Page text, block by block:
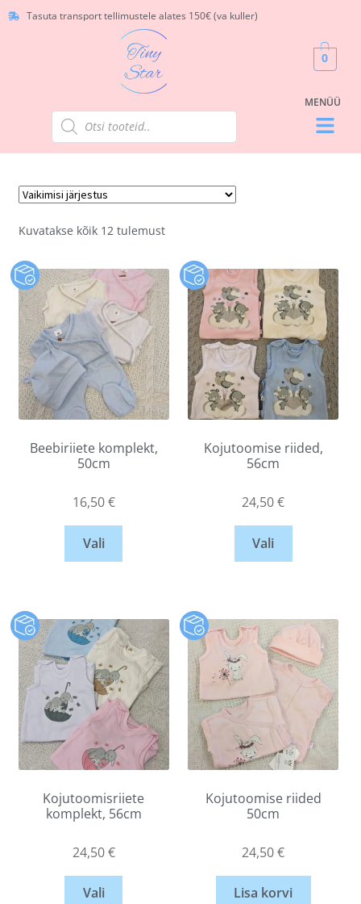
Tasuta transport tellimustele alates 150€ (va kuller)
0
Kuvatakse kõik 12 tulemust
Beebiriiete komplekt,
50cm
16,50€
Vali
Kojutoomise riided,
56cm
24,50€
Vali
Kojutoomisriiete
komplekt, 56cm
24,50€
Vali
Kojutoomise riided
50cm
24,50€
Lisa korvi